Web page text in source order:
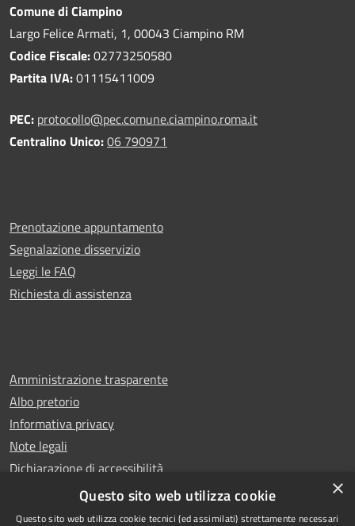
Comune di Ciampino
Largo Felice Armati, 1, 00043 Ciampino RM
Codice Fiscale:02773250580
Partita IVA:01115411009
PEC: protocollo@pec.comune.ciampino.roma.it
Centralino Unico:06 790971
Prenotazione appuntamento
Segnalazione disservizio
Leggi le FAQ
Richiesta di assistenza
Amministrazione trasparente
Albo pretorio
Informativa privacy
Note legali
Dichiarazione di accessibilità
Whistleblowing
×
Questo sito web utilizza cookie
Questo sito web utilizza cookie tecnici (ed assimilati) strettamente necessari